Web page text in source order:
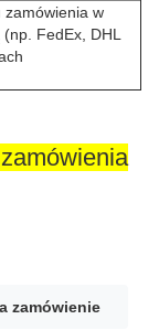
zamówienia w
FedEx, DHL
zamówienie